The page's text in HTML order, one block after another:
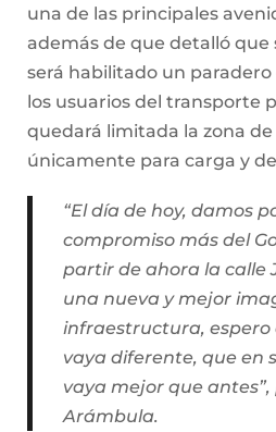
una de las principales
además de que detalló que
será habilitado un
los usuarios del transporte
quedará limitada la zona
únicamente para carga y
“El día de hoy, damos
compromiso más del
partir de ahora la calle
una nueva y mejor
infraestructura, espero
vaya diferente, que en
vaya mejor que
Arámbula.